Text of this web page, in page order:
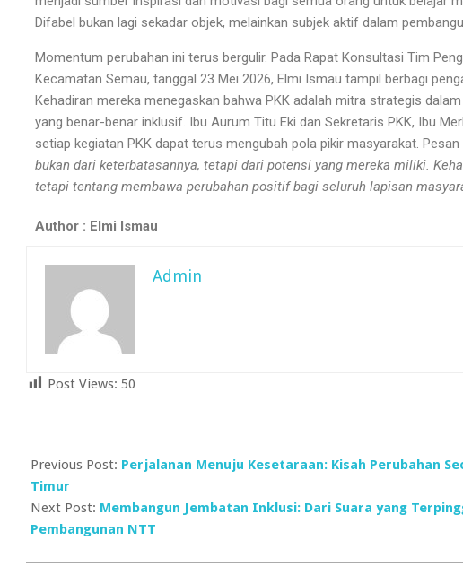
Difabel bukan lagi sekadar objek, melainkan subjek aktif dalam
Momentum perubahan ini terus bergulir. Pada Rapat Konsultasi Tim
Kecamatan Semau, tanggal 23 Mei 2026, Elmi Ismau tampil berbagi
Kehadiran mereka menegaskan bahwa PKK adalah mitra strategis
yang benar-benar inklusif. Ibu Aurum Titu Eki dan Sekretaris PKK, Ibu
setiap kegiatan PKK dapat terus mengubah pola pikir masyarakat.
bukan dari keterbatasannya, tetapi dari potensi yang mereka miliki.
tetapi tentang membawa perubahan positif bagi seluruh lapisan
Author : Elmi Ismau
Admin
Post Views: 50
Previous Post: Perjalanan Menuju Kesetaraan: Kisah Perubahan
Timur
Next Post: Membangun Jembatan Inklusi: Dari Suara yang
Pembangunan NTT